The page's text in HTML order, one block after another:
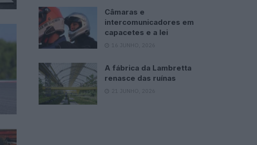
Câmaras e
intercomunicadores em
capacetes e a lei
16 JUNHO, 2026
A fábrica da Lambretta
renasce das ruínas
21 JUNHO, 2026